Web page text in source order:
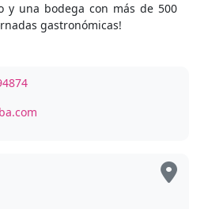
y una bodega con más de 500
gastronómicas!